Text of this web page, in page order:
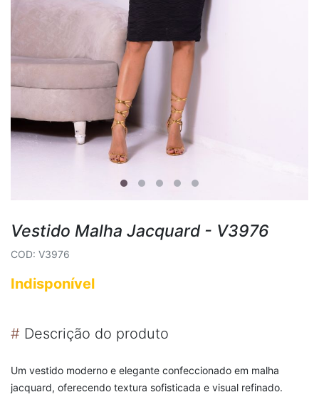
Vestido Malha Jacquard - V3976
COD: V3976
Indisponível
# Descrição do produto
Um vestido moderno e elegante confeccionado em malha
jacquard, oferecendo textura sofisticada e visual refinado.